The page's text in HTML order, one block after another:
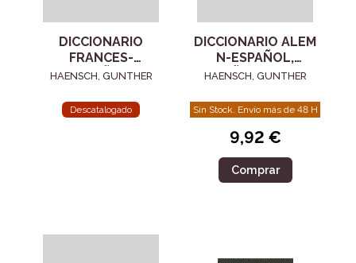
DICCIONARIO
FRANCES-
ESPAÑOL,
HAENSCH, GUNTHER
Descatalogado
DICCIONARIO ALEM
N-ESPAÑOL,
ESPAÑOL-ALEM N
HAENSCH, GUNTHER
Sin Stock. Envío más de 48 H
9,92 €
Comprar